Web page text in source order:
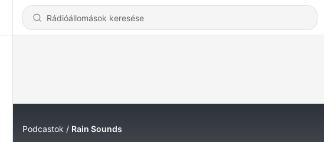
Podcastok Rain Sounds